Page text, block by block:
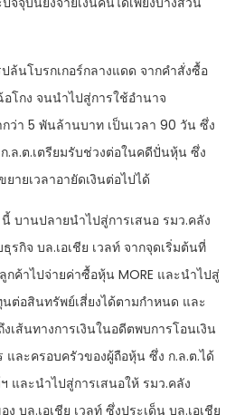
นโบรกเกอร์กลางแดด จากคำสั่งซื้อ
โกง จนนำไปสู่การใช้อำนาจ
ว่า 5 พันล้านบาท เป็นเวลา 90 วัน ซึ่ง
.ล.ต.เตรียมรับช่วงต่อในคดีปั่นหุ้น ซึ่ง
ายเวลาอายัดเงินต่อไปได้
บานปลายนำไปสู่การเสนอ รมว.คลัง
กิจ บล.เอเชีย เวลท์ จากจุดเริ่มต้นที่
กค้าไปจ่ายค่าซื้อหุ้น MORE และนำไปสู่
นต่อสินทรัพย์เสี่ยงได้ตามกำหนด และ
เส้นทางการเงินในอดีตพบการโอนเงิน
ละครอบครัวของผู้ถือหุ้น ซึ่ง ก.ล.ต.ได้
และนำไปสู่การเสนอให้ รมว.คลัง
บล.เอเชีย เวลท์ ซึ่งประเด็น บล.เอเชีย